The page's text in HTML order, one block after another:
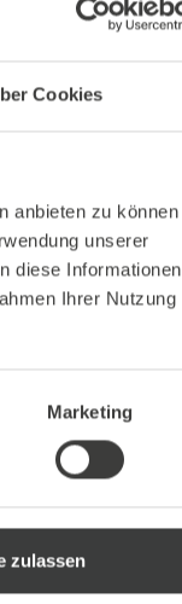
Cookies
anbieten zu können
unserer
diese Informationen
Ihrer Nutzung
Marketing
zulassen